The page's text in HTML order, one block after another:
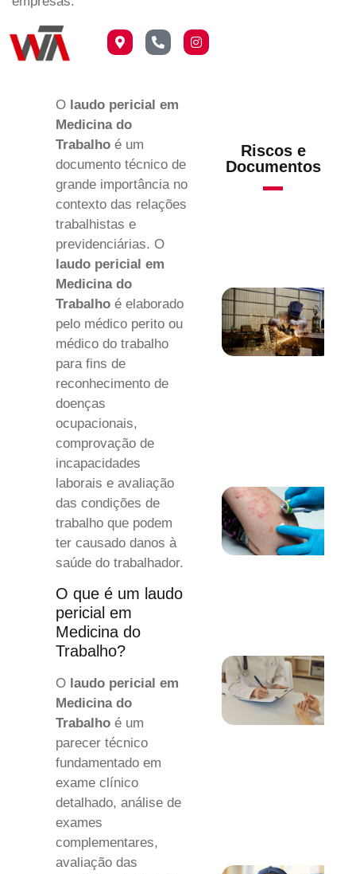
O laudo pericial em
Medicina do
Trabalho é um
documento técnico de
grande importância no
contexto das relações
trabalhistas e
previdenciárias. O
laudo pericial em
Medicina do
Trabalho é elaborado
pelo médico perito ou
médico do trabalho
para fins de
reconhecimento de
doenças
ocupacionais,
comprovação de
incapacidades
laborais e avaliação
das condições de
trabalho que podem
ter causado danos à
saúde do trabalhador.
O que é um laudo
pericial em
Medicina do
Trabalho?
O laudo pericial em
Medicina do
Trabalho é um
parecer técnico
fundamentado em
exame clínico
detalhado, análise de
exames
complementares,
avaliação das
Riscos e
Documentos